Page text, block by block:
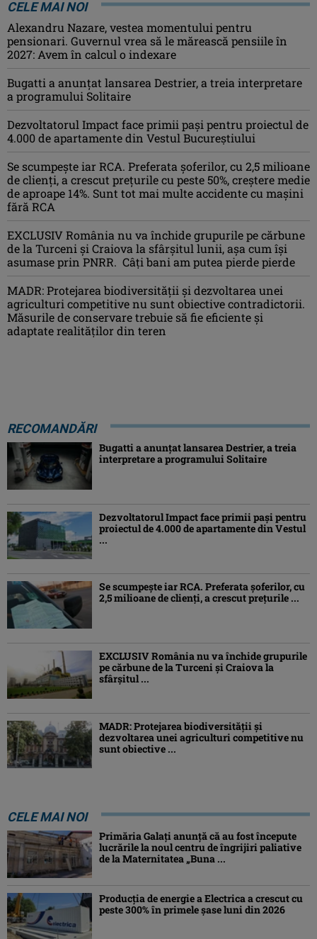
CELE MAI NOI
Alexandru Nazare, vestea momentului pentru
pensionari. Guvernul vrea să le mărească pensiile în
2027: Avem în calcul o indexare
Bugatti a anunțat lansarea Destrier, a treia interpretare
a programului Solitaire
Dezvoltatorul Impact face primii pași pentru proiectul de
4.000 de apartamente din Vestul Bucureștiului
Se scumpește iar RCA. Preferata șoferilor, cu 2,5 milioane
de clienți, a crescut prețurile cu peste 50%, creștere medie
de aproape 14%. Sunt tot mai multe accidente cu mașini
fără RCA
EXCLUSIV România nu va închide grupurile pe cărbune
de la Turceni și Craiova la sfârșitul lunii, așa cum își
asumase prin PNRR. Câți bani am putea pierde pierde
MADR: Protejarea biodiversităţii şi dezvoltarea unei
agriculturi competitive nu sunt obiective contradictorii.
Măsurile de conservare trebuie să fie eficiente şi
adaptate realităţilor din teren
RECOMANDĂRI
Bugatti a anunțat lansarea Destrier, a treia
interpretare a programului Solitaire
Dezvoltatorul Impact face primii pași pentru
proiectul de 4.000 de apartamente din Vestul
...
Se scumpește iar RCA. Preferata șoferilor, cu
2,5 milioane de clienți, a crescut prețurile ...
EXCLUSIV România nu va închide grupurile
pe cărbune de la Turceni și Craiova la
sfârșitul ...
MADR: Protejarea biodiversităţii şi
dezvoltarea unei agriculturi competitive nu
sunt obiective ...
CELE MAI NOI
Primăria Galați anunță că au fost începute
lucrările la noul centru de îngrijiri paliative
de la Maternitatea „Buna ...
Producția de energie a Electrica a crescut cu
peste 300% în primele șase luni din 2026